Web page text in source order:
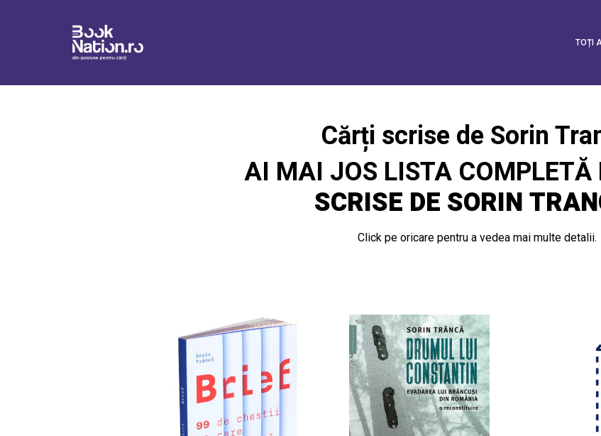
TOȚI
Cărți scrise de Sorin
AI MAI JOS LISTA COMPLETĂ
SCRISE DE SORIN
Click pe oricare pentru a vedea mai multe detalii.